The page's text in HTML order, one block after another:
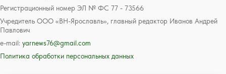
Регистрационный номер ЭЛ № ФС 77 - 73566
Учредитель ООО «ВН-Ярославль», главный редактор Иванов Андрей
Павлович
e-mail: yarnews76@gmail.com
Политика обработки персональных данных